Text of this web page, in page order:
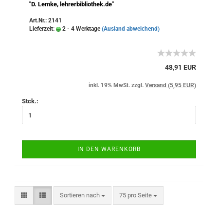
"D. Lemke, lehrerbibliothek.de"
Art.Nr.: 2141
Lieferzeit:
2 - 4 Werktage (Ausland abweichend)
48,91 EUR
inkl. 19% MwSt. zzgl. Versand (5,95 EUR)
Stck.:
IN DEN WARENKORB
Sortieren nach 75 pro Seite